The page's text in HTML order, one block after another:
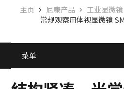
主页
尼康产品 工业显微镜
常规观察用体视显微镜
菜单